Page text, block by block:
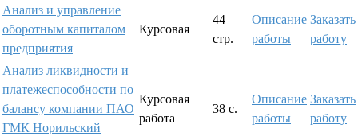
Анализ и управление
оборотным капиталом
предприятия
Курсовая
44
стр.
Описание
работы
Заказать
работу
Анализ ликвидности и
платежеспособности по
балансу компании ПАО
ГМК Норильский
Курсовая
работа
38 с.
Описание
работы
Заказать
работу